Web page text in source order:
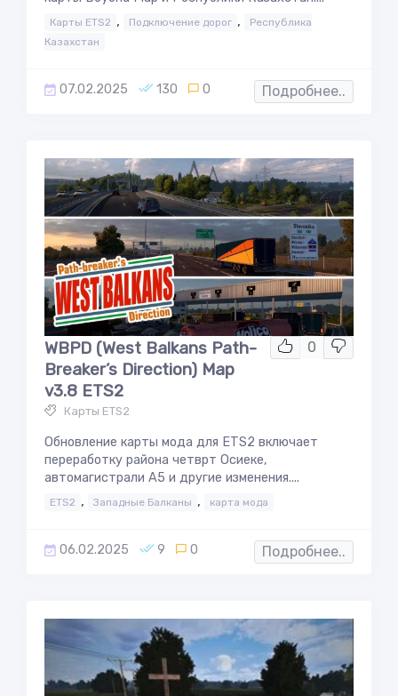
Карты ETS2 , Подключение дорог ,
Республика
Казахстан
07.02.2025 130 0 Подробнее..
0
WBPD (West Balkans Path-
Breaker’s Direction) Map
v3.8 ETS2
Карты ETS2
Обновление карты мода для ETS2 включает
переработку района четврт Осиеке,
автомагистрали A5 и другие изменения....
ETS2 , Западные Балканы , карта мода
06.02.2025 9 0 Подробнее..